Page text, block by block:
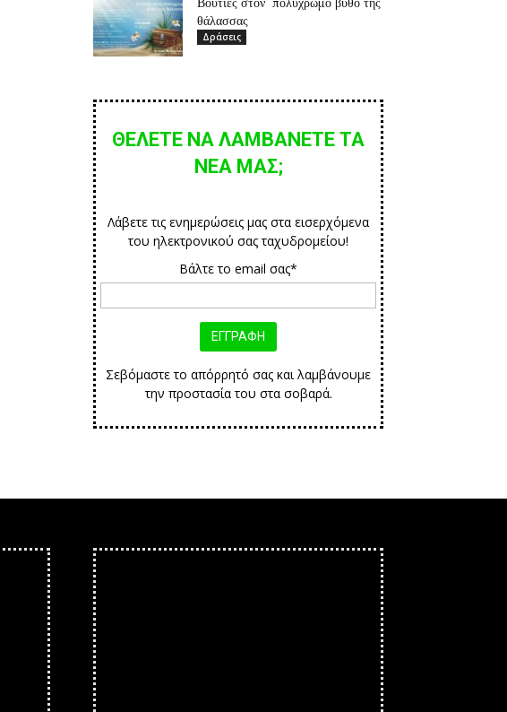
θάλασσας
Δράσεις
ΘΕΛΕΤΕ ΝΑ ΛΑΜΒΑΝΕΤΕ ΤΑ
ΝΕΑ ΜΑΣ;
Λάβετε τις ενημερώσεις μας στα εισερχόμενα
του ηλεκτρονικού σας ταχυδρομείου!
Βάλτε το email σας*
Σεβόμαστε το απόρρητό σας και λαμβάνουμε
την προστασία του στα σοβαρά.